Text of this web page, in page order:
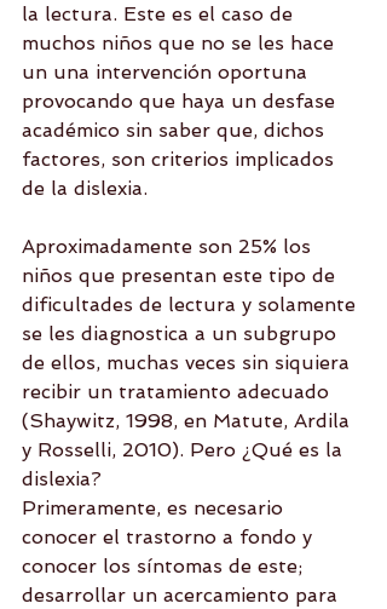
la lectura. Este es el caso de
muchos niños que no se les hace
un una intervención oportuna
provocando que haya un desfase
académico sin saber que, dichos
factores, son criterios implicados
de la dislexia.
Aproximadamente son 25% los
niños que presentan este tipo de
dificultades de lectura y solamente
se les diagnostica a un subgrupo
de ellos, muchas veces sin siquiera
recibir un tratamiento adecuado
(Shaywitz, 1998, en Matute, Ardila
y Rosselli, 2010). Pero ¿Qué es la
dislexia?
Primeramente, es necesario
conocer el trastorno a fondo y
conocer los síntomas de este;
desarrollar un acercamiento para